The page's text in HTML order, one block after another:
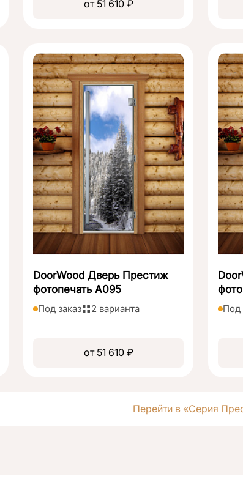
от 51 610 ₽
DoorWood Дверь Престиж
фотопечать А095
Под заказ 2 варианта
от 51 610 ₽
Под
Перейти в «Серия